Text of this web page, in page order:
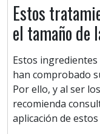
Estos
el tamaño de
Estos
han comprobado
Por ello, y al ser
recomienda
aplicación de